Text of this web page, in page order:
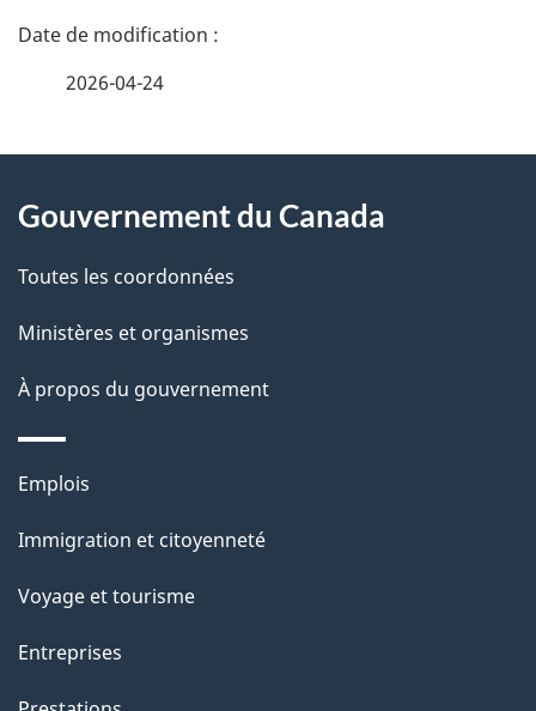
D
i
l
s
d
e
l
a
p
a
g
2026-04-24
propos
de
ce
site
Gouvernement du Canada
Toutes les coordonnées
Ministères et organismes
À propos du gouvernement
Thèmes
sujets
Emplois
Immigration et citoyenneté
Voyage et tourisme
Entreprises